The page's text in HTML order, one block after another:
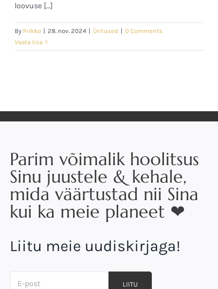
loovuse [...]
By Pirkko | 28. nov. 2024 | Üritused | 0 Comments
Vaata lisa
Parim võimalik hoolitsus
Sinu juustele & kehale,
mida väärtustad nii Sina
kui ka meie planeet ❤
Liitu meie uudiskirjaga!
LIITU